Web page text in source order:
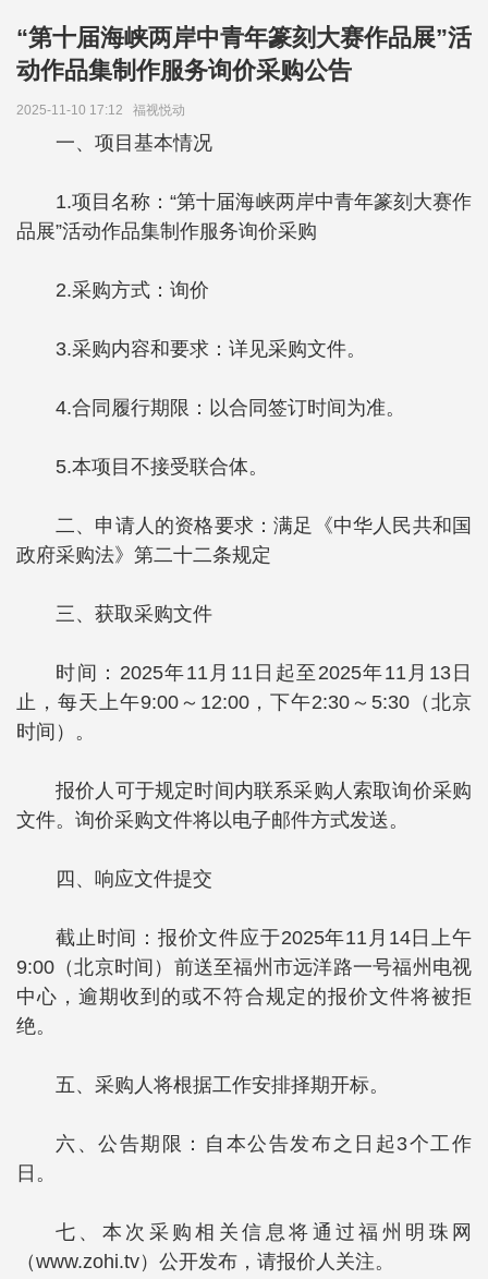
“第十届海峡两岸中青年篆刻大赛作品展”活
动作品集制作服务询价采购公告
2025-11-10 17:12 福视悦动
一、项目基本情况
1.项目名称：“第十届海峡两岸中青年篆刻大赛作
品展”活动作品集制作服务询价采购
2.采购方式：询价
3.采购内容和要求：详见采购文件。
4.合同履行期限：以合同签订时间为准。
5.本项目不接受联合体。
二、申请人的资格要求：满足《中华人民共和国
政府采购法》第二十二条规定
三、获取采购文件
时间：2025年11月11日起至2025年11月13日
止，每天上午9:00～12:00，下午2:30～5:30（北京
时间）。
报价人可于规定时间内联系采购人索取询价采购
文件。询价采购文件将以电子邮件方式发送。
四、响应文件提交
截止时间：报价文件应于2025年11月14日上午
9:00（北京时间）前送至福州市远洋路一号福州电视
中心，逾期收到的或不符合规定的报价文件将被拒
绝。
五、采购人将根据工作安排择期开标。
六、公告期限：自本公告发布之日起3个工作
日。
七、本次采购相关信息将通过福州明珠网
（www.zohi.tv）公开发布，请报价人关注。